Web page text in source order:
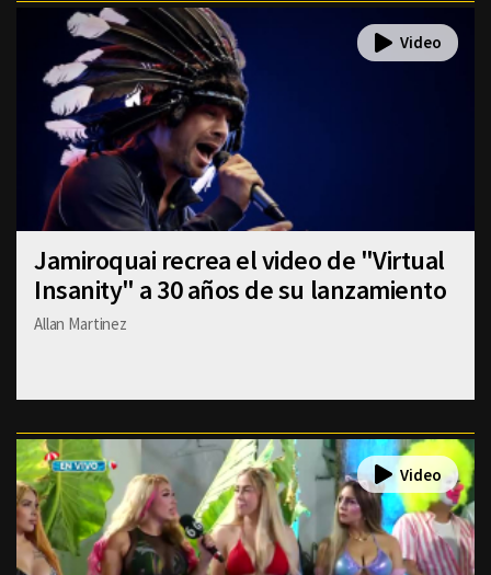
Jamiroquai recrea el video de "Virtual
Insanity" a 30 años de su lanzamiento
Allan Martinez